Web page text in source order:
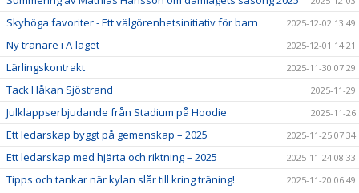
Skyhöga favoriter - Ett välgörenhetsinitiativ för barn 2025-12-02 13:49
Ny tränare i A-laget 2025-12-01 14:21
Lärlingskontrakt 2025-11-30 07:29
Tack Håkan Sjöstrand 2025-11-29
Julklappserbjudande från Stadium på Hoodie 2025-11-26
Ett ledarskap byggt på gemenskap – 2025 2025-11-25 07:34
Ett ledarskap med hjärta och riktning – 2025 2025-11-24 08:33
Tipps och tankar när kylan slår till kring träning! 2025-11-20 06:49